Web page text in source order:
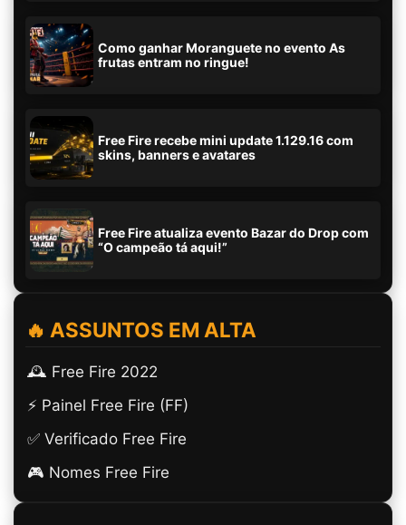
Como ganhar Moranguete no evento As
frutas entram no ringue!
Free Fire recebe mini update 1.129.16 com
skins, banners e avatares
Free Fire atualiza evento Bazar do Drop com
“O campeão tá aqui!”
🔥 ASSUNTOS EM ALTA
🕰️ Free Fire 2022
⚡ Painel Free Fire (FF)
✅ Verificado Free Fire
🎮 Nomes Free Fire